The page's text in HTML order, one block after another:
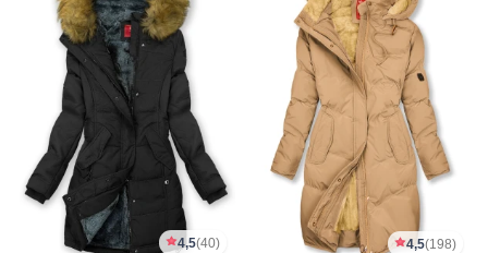
4,5(40) 4,5(198)